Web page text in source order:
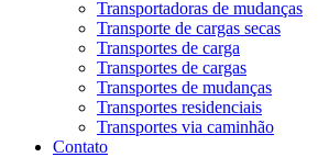
Transportadoras de mudanças
Transporte de cargas secas
Transportes de carga
Transportes de cargas
Transportes de mudanças
Transportes residenciais
Transportes via caminhão
Contato